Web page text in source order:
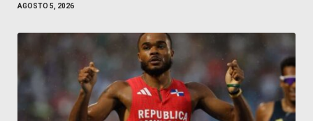
AGOSTO 5, 2026